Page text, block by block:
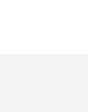
ou non
qui dresse un